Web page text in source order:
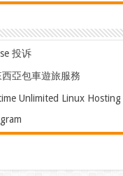
投诉
亞包車遊旅服務
Unlimited Linux Hosting